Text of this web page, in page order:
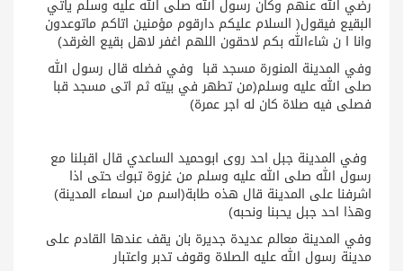
رضي الله عنهم وكان رسول الله صلى الله عليه وسلم ياتي
البقيع فيقول( السلام عليكم دارقوم مؤمنين اتاكم ماتوعدون
وانا ا ن شاءالله بكم لاحقون اللهم اغفر لاهل بقيع الغرقد)
وفي المدينة المنورة مسجد قبا وفي فضله قال رسول الله
صلى الله عليه وسلم(من تطهر في بيته ثم اتى مسجد قبا
فصلى فيه صلاة كان له اجر عمرة)
وفي المدينة جبل احد روى ابوحميد الساعدي قال اقبلنا مع
رسول الله صلى الله عليه وسلم من غزوة تبوك حتى اذا
اشرفنا على المدينة قال هذه طابة(اسم من اسماء المدينة)
وهذا احد جبل يحبنا ونحبه)
وفي المدينة معالم عديدة جديرة بان يقف عندها القادم على
مدينة رسول الله عليه الصلاة وقوف تدبر واعتبار